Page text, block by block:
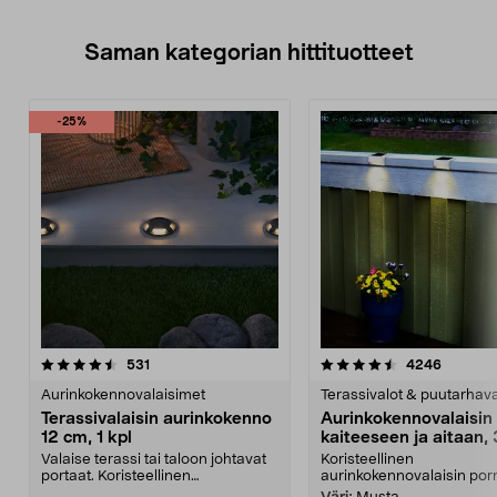
Saman kategorian hittituotteet
-25%
531
Aurinkokennovalaisimet
Terassivalaisin aurinkokenno
12 cm, 1 kpl
Valaise terassi tai taloon johtavat
portaat. Koristeellinen
4.5 viidestä
4246
Terassivalot &
Aurinkokennovalaisin
kaiteeseen ja aitaan,
Koristeellinen
aurinkokennovalaisin
4.5 viidestä